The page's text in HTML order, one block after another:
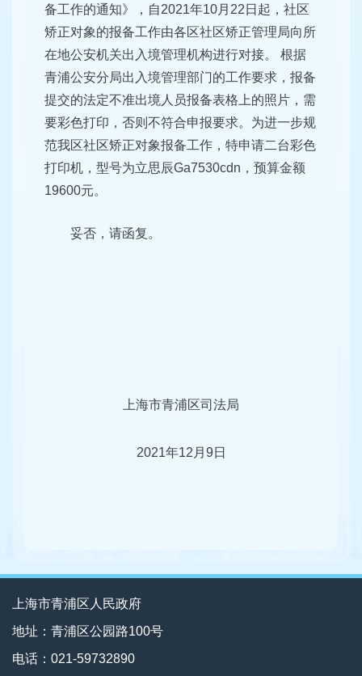
备工作的通知》，自2021年10月22日起，社区
矫正对象的报备工作由各区社区矫正管理局向所
在地公安机关出入境管理机构进行对接。 根据
青浦公安分局出入境管理部门的工作要求，报备
提交的法定不准出境人员报备表格上的照片，需
要彩色打印，否则不符合申报要求。为进一步规
范我区社区矫正对象报备工作，特申请二台彩色
打印机，型号为立思辰Ga7530cdn，预算金额
19600元。
妥否，请函复。
上海市青浦区司法局
2021年12月9日
上海市青浦区人民政府
地址：青浦区公园路100号
电话：021-59732890